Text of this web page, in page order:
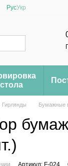
РусУкр
стола
Гирлянды Бумажные
Артикул: F-024